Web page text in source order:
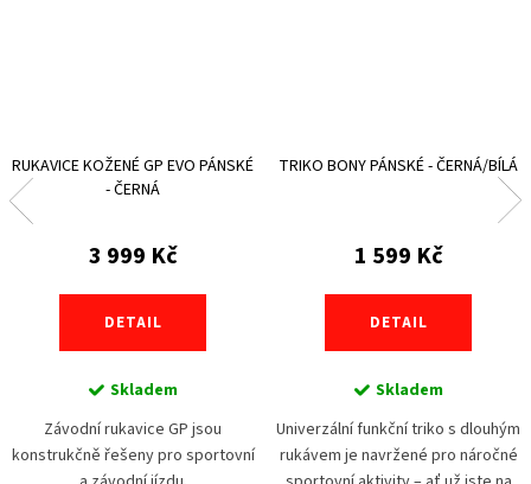
RUKAVICE KOŽENÉ GP EVO PÁNSKÉ
- ČERNÁ
3 999 Kč
DETAIL
Skladem
Závodní rukavice GP jsou
konstrukčně řešeny pro sportovní
TRIKO BONY PÁNSKÉ - ČERNÁ/BÍLÁ
1 599 Kč
DETAIL
Skladem
Univerzální funkční triko s dlouhým
rukávem je navržené pro náročné